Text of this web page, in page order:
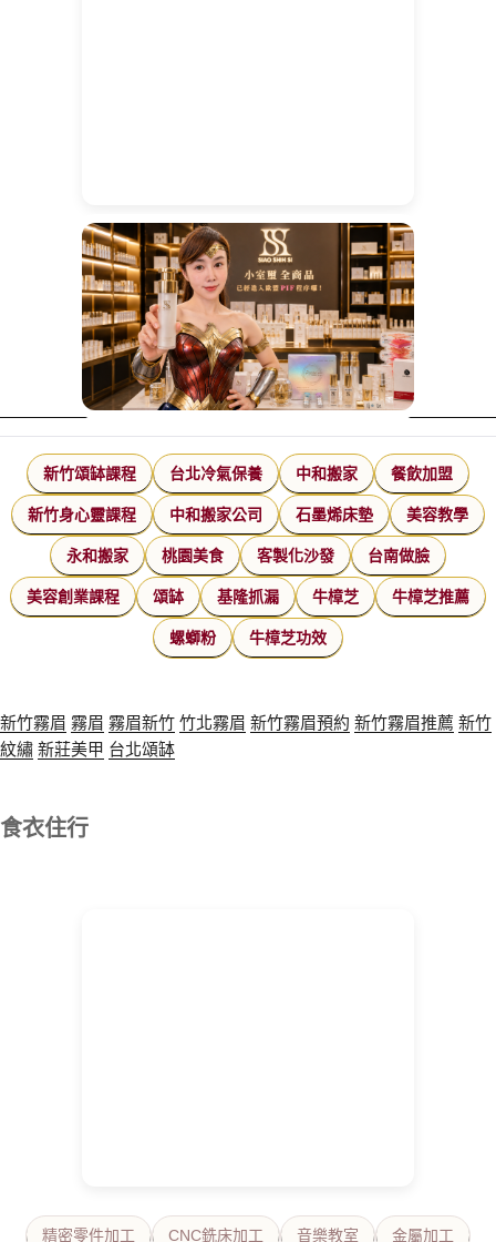
新竹頌缽課程 台北冷氣保養 中和搬家 餐飲加盟
新竹身心靈課程 中和搬家公司 石墨烯床墊 美容教學
永和搬家 桃園美食 客製化沙發 台南做臉
美容創業課程 頌缽 基隆抓漏 牛樟芝 牛樟芝推薦
螺螄粉 牛樟芝功效
新竹霧眉 霧眉 霧眉新竹竹北霧眉 新竹霧眉預約 新竹霧眉推薦 新竹
紋繡新莊美甲 台北頌缽
食衣住行
精密零件加工 CNC銑床加工 音樂教室 金屬加工